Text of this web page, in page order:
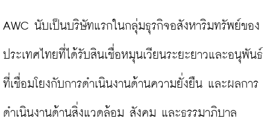
AWC นับเป็นบริษัทแรกในกลุ่มธุรกิจอสังหาริมทรัพย์ของ
ประเทศไทยที่ได้รับสินเชื่อหมุนเวียนระยะยาวและอนุพันธ์
ที่เชื่อมโยงกับการดำเนินงานด้านความยั่งยืน และผลการ
ดำเนินงานด้านสิ่งแวดล้อม สังคม และธรรมาภิบาล